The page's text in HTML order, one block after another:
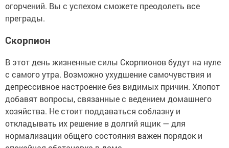
огорчений. Вы с успехом сможете преодолеть все
преграды.
Скорпион
В этот день жизненные силы Скорпионов будут на нуле
с самого утра. Возможно ухудшение самочувствия и
депрессивное настроение без видимых причин. Хлопот
добавят вопросы, связанные с ведением домашнего
хозяйства. Не стоит поддаваться соблазну и
откладывать их решение в долгий ящик — для
нормализации общего состояния важен порядок и